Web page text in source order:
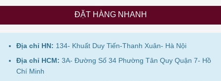
ĐẶT HÀNG NHANH
Địa chỉ HN: 134- Khuất Duy Tiến-Thanh Xuân- Hà Nội
Địa chỉ HCM: 3A- Đường Số 34 Phường Tân Quy Quận 7- Hồ
Chí Minh